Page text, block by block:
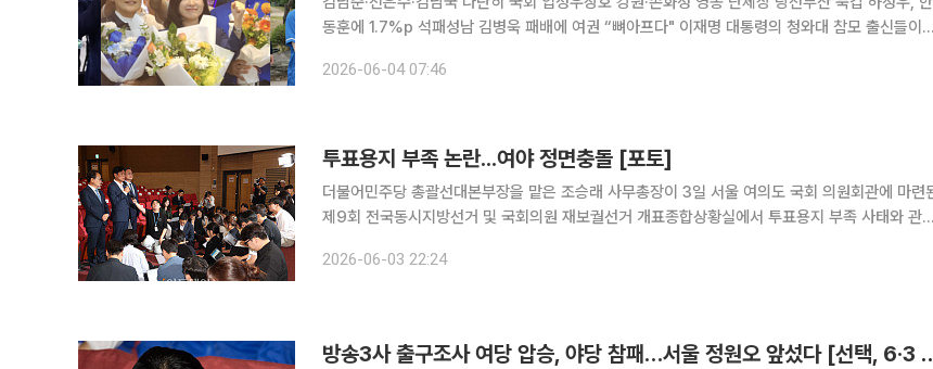
동훈에 1.7%p 석패성남 김병욱 패배에 여권 “뼈아프다" 이재명 대통령의 청와대 참모 출신들이
신 7명 가운데 5명이 국회와 지방정부에 입성하면서, 대통령실과 여
2026-06-04 07:46
투표용지 부족 논란...여야 정면충돌 [포토]
더불어민주당 총괄선대본부장을 맡은 조승래 사무총장이 3일 서울 여의도 국회 의원회관에 마련
제9회 전국동시지방선거 및 국회의원 재보궐선거 개표종합상황실에서 투표용지 부족 사태와 관련
다"며 "선관위에는 철저하게 책임을 물을 것"이라고 말했다. 앞서 장동혁 국민의
2026-06-03 22:24
방송3사 출구조사 여당 압승,